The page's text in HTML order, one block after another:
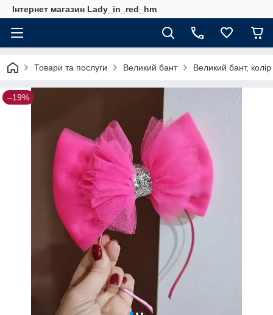
Інтернет магазин Lady_in_red_hm
Товари та послуги Великий бант Великий бант,
–19%